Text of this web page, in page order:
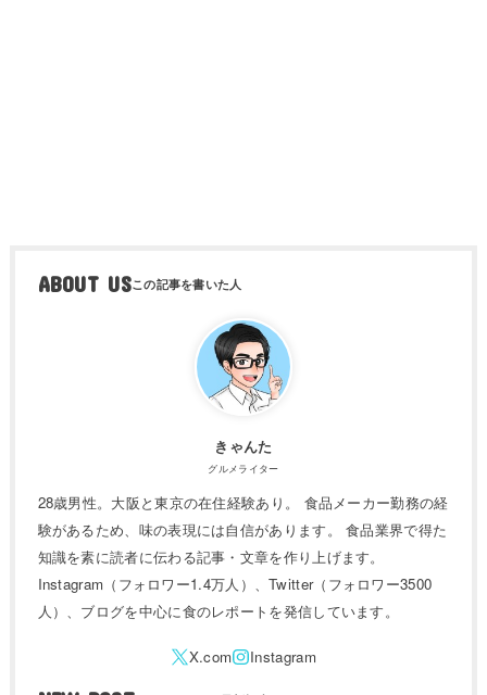
ABOUT US
きゃんた
グルメライター
28歳男性。大阪と東京の在住経験あり。 食品メーカー勤務の経
験があるため、味の表現には自信があります。 食品業界で得た
知識を素に読者に伝わる記事・文章を作り上げます。
Instagram（フォロワー1.4万人）、Twitter（フォロワー3500
人）、ブログを中心に食のレポートを発信しています。